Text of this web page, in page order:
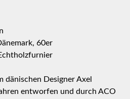
60er
dänischen Designer Axel
entworfen und durch ACO